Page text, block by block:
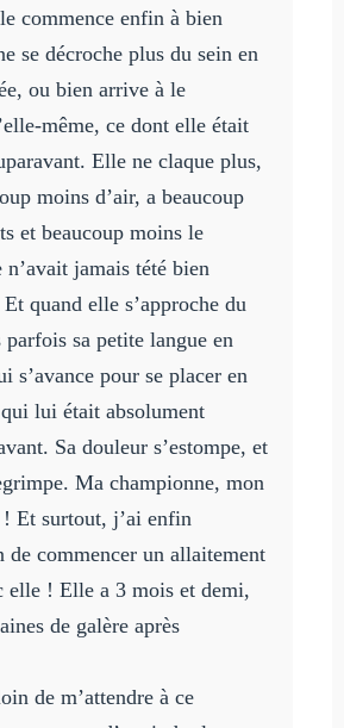
commence enfin à bien
se décroche plus du sein en
ou bien arrive à le
même, ce dont elle était
Elle ne claque plus,
moins d’air, a beaucoup
et beaucoup moins le
jamais tété bien
quand elle s’approche du
sa petite langue en
s’avance pour se placer en
qui lui était absolument
Sa douleur s’estompe, et
Ma championne, mon
Et surtout, j’ai enfin
de commencer un allaitement
elle ! Elle a 3 mois et demi,
de galère après
de m’attendre à ce